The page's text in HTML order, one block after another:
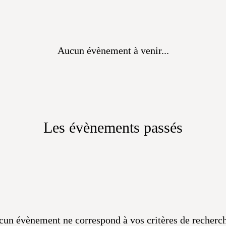
Aucun évènement à venir...
Les évènements passés
évènement ne correspond à vos critères de